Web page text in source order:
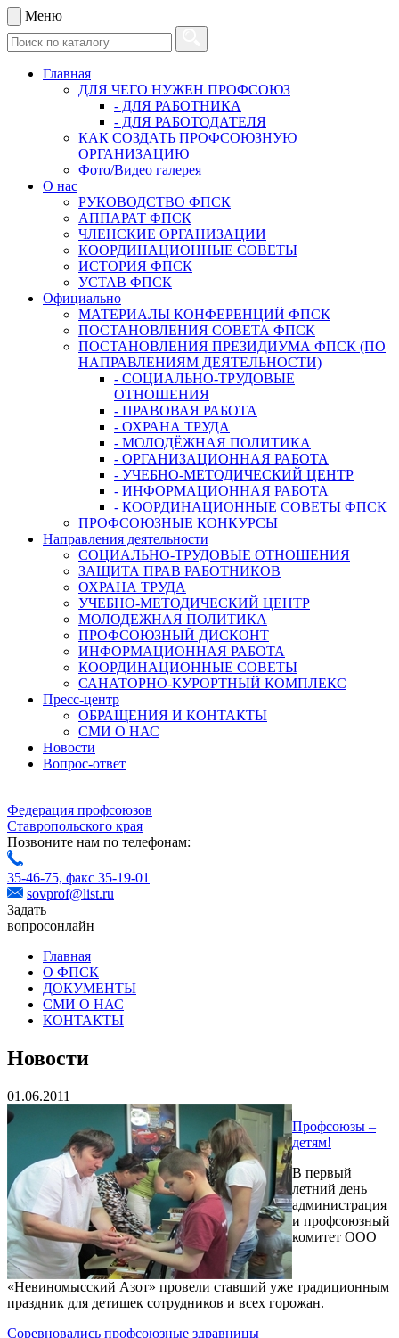
Меню
Главная
ДЛЯ ЧЕГО НУЖЕН ПРОФСОЮЗ
- ДЛЯ РАБОТНИКА
- ДЛЯ РАБОТОДАТЕЛЯ
КАК СОЗДАТЬ ПРОФСОЮЗНУЮ
ОРГАНИЗАЦИЮ
Фото/Видео галерея
О нас
РУКОВОДСТВО ФПСК
АППАРАТ ФПСК
ЧЛЕНСКИЕ ОРГАНИЗАЦИИ
КООРДИНАЦИОННЫЕ СОВЕТЫ
ИСТОРИЯ ФПСК
УСТАВ ФПСК
Официально
МАТЕРИАЛЫ КОНФЕРЕНЦИЙ ФПСК
ПОСТАНОВЛЕНИЯ СОВЕТА ФПСК
ПОСТАНОВЛЕНИЯ ПРЕЗИДИУМА ФПСК (ПО
НАПРАВЛЕНИЯМ ДЕЯТЕЛЬНОСТИ)
- СОЦИАЛЬНО-ТРУДОВЫЕ
ОТНОШЕНИЯ
- ПРАВОВАЯ РАБОТА
- ОХРАНА ТРУДА
- МОЛОДЁЖНАЯ ПОЛИТИКА
- ОРГАНИЗАЦИОННАЯ РАБОТА
- УЧЕБНО-МЕТОДИЧЕСКИЙ ЦЕНТР
- ИНФОРМАЦИОННАЯ РАБОТА
- КООРДИНАЦИОННЫЕ СОВЕТЫ ФПСК
ПРОФСОЮЗНЫЕ КОНКУРСЫ
Направления деятельности
СОЦИАЛЬНО-ТРУДОВЫЕ ОТНОШЕНИЯ
ЗАЩИТА ПРАВ РАБОТНИКОВ
ОХРАНА ТРУДА
УЧЕБНО-МЕТОДИЧЕСКИЙ ЦЕНТР
МОЛОДЕЖНАЯ ПОЛИТИКА
ПРОФСОЮЗНЫЙ ДИСКОНТ
ИНФОРМАЦИОННАЯ РАБОТА
КООРДИНАЦИОННЫЕ СОВЕТЫ
САНАТОРНО-КУРОРТНЫЙ КОМПЛЕКС
Пресс-центр
ОБРАЩЕНИЯ И КОНТАКТЫ
СМИ О НАС
Новости
Вопрос-ответ
Федерация профсоюзов
Ставропольского края
Позвоните нам по телефонам:
35-46-75, факс 35-19-01
sovprof@list.ru
Задать
вопросонлайн
Главная
О ФПСК
ДОКУМЕНТЫ
СМИ О НАС
КОНТАКТЫ
Новости
01.06.2011
Профсоюзы –
детям!
В первый
летний день
администрация
и профсоюзный
комитет ООО
«Невиномысский Азот» провели ставший уже традиционным
праздник для детишек сотрудников и всех горожан.
Соревновались профсоюзные здравницы